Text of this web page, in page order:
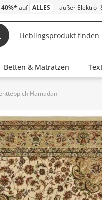
40%* auf ALLES – außer Elektro-
Betten & Matratzen
Hamadan